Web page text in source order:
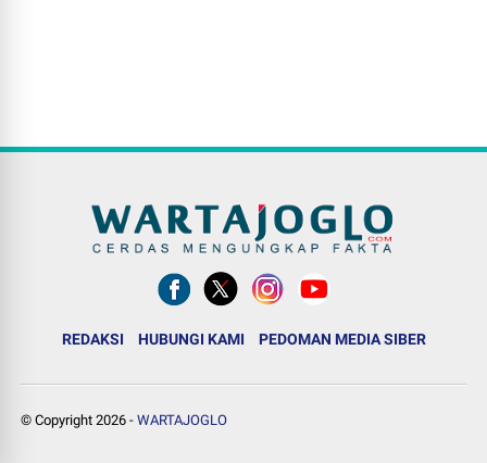
REDAKSI HUBUNGI KAMI PEDOMAN MEDIA SIBER
© Copyright2026 -WARTAJOGLO